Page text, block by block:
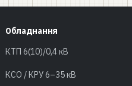
Обладнання
КТП 6(10)/0,4 кВ
КСО / КРУ 6–35 кВ